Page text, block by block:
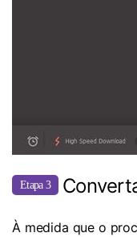
Etapa 3
À medida que o